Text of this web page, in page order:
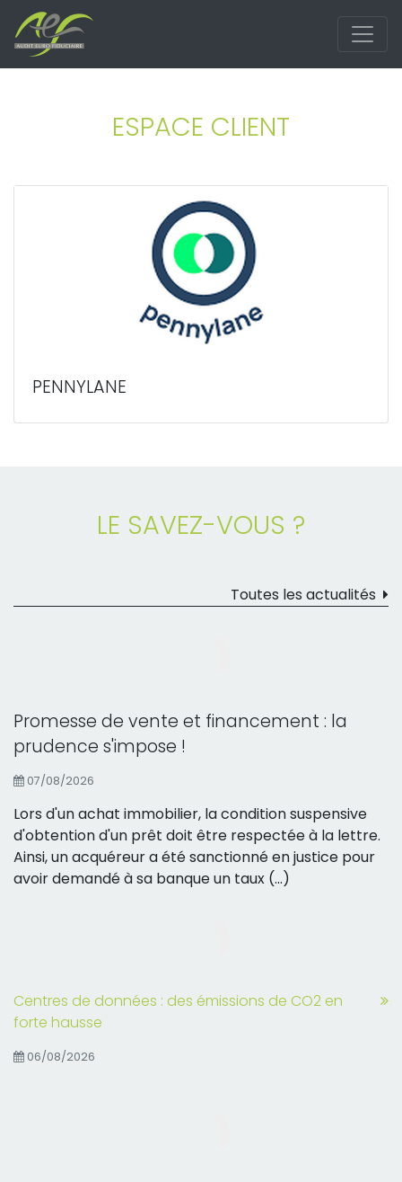
ESPACE CLIENT
PENNYLANE
LE SAVEZ-VOUS ?
Toutes les actualités
Promesse de vente et financement : la
prudence s'impose !
07/08/2026
Lors d'un achat immobilier, la condition suspensive
d'obtention d'un prêt doit être respectée à la lettre.
Ainsi, un acquéreur a été sanctionné en justice pour
avoir demandé à sa banque un taux (...)
Centres de données : des émissions de CO2 en
forte hausse
06/08/2026